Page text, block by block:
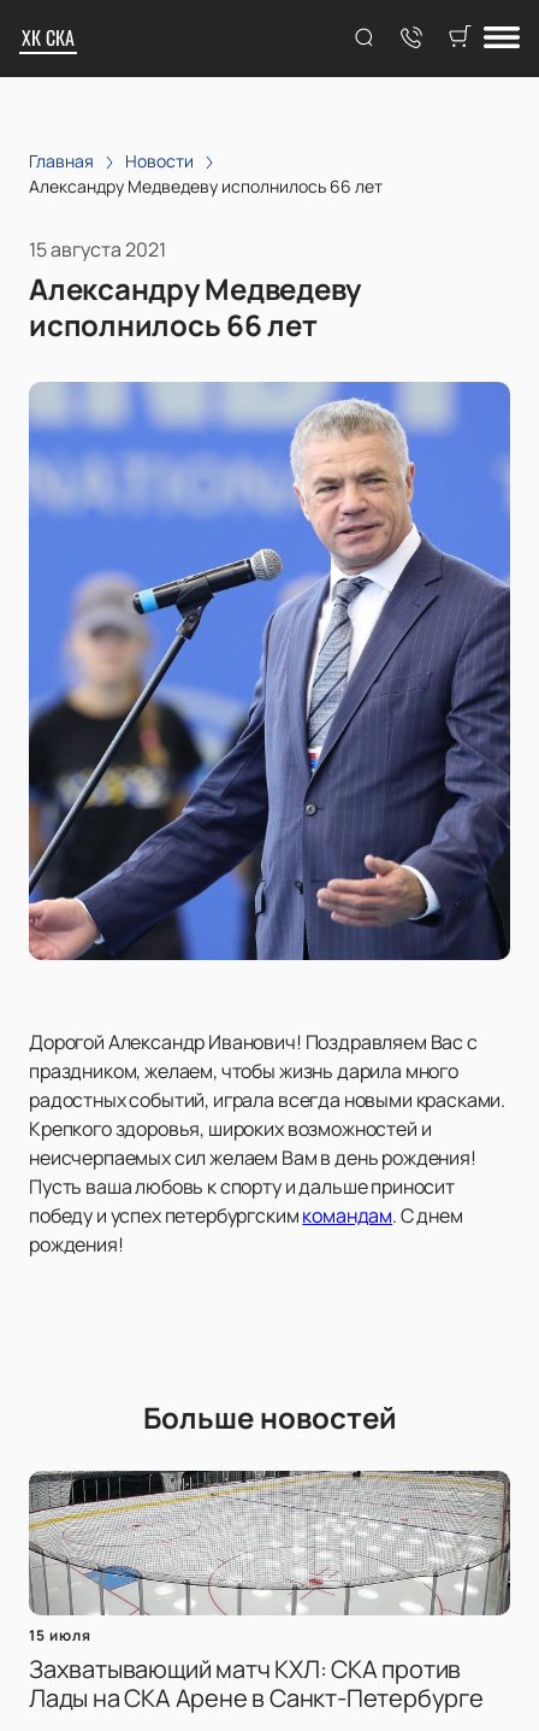
ХК СКА
Главная
Новости
Александру Медведеву исполнилось 66 лет
15 августа 2021
Александру Медведеву
исполнилось 66 лет
Дорогой Александр Иванович! Поздравляем Вас с
праздником, желаем, чтобы жизнь дарила много
радостных событий, играла всегда новыми красками.
Крепкого здоровья, широких возможностей и
неисчерпаемых сил желаем Вам в день рождения!
Пусть ваша любовь к спорту и дальше приносит
победу и успех петербургскимкомандам. С днем
рождения!
Больше новостей
15 июля
Захватывающий матч КХЛ: СКА против
Лады на СКА Арене в Санкт-Петербурге